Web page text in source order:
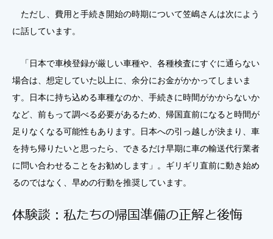
ただし、費用と手続き開始の時期について笠嶋さんは次によう
に話しています。
「日本で車検登録が厳しい車種や、各種検査にすぐに通らない
場合は、想定していた以上に、余分にお金がかかってしまいま
す。日本に持ち込める車種なのか、手続きに時間がかからないか
など、前もって調べる必要があるため、帰国直前になると時間が
足りなくなる可能性もあります。日本への引っ越しが決まり、車
を持ち帰りたいと思ったら、できるだけ早期に車の輸送代行業者
に問い合わせることをお勧めします」。ギリギリ直前に動き始め
るのではなく、早めの行動を推奨しています。
体験談：私たちの帰国準備の正解と後悔